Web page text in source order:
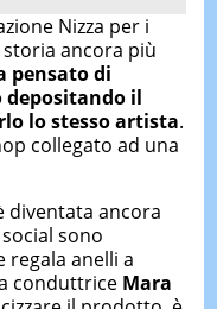
Nizza per i
ancora più
pensato di
depositando il
lo stesso artista.
collegato ad una
diventata ancora
sono
regala anelli a
conduttrice Mara